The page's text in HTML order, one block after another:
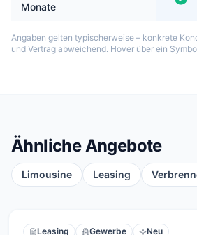
Monate
Angaben gelten typischerweise – konkrete
und Vertrag abweichend. Hover über ein
Ähnliche Angebote
Limousine Leasing
Leasing Gewerbe Neu